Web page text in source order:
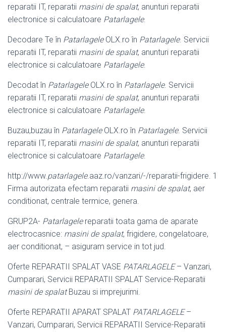
reparatii IT, reparatii masini de spalat, anunturi reparatii
electronice si calculatoare Patarlagele.
Decodare Te în PatarlageleOLX.ro în Patarlagele. Servicii
reparatii IT, reparatii masini de spalat, anunturi reparatii
electronice si calculatoare Patarlagele.
Decodat în PatarlageleOLX.ro în Patarlagele. Servicii
reparatii IT, reparatii masini de spalat, anunturi reparatii
electronice si calculatoare Patarlagele.
Buzau,buzau în PatarlageleOLX.ro în Patarlagele. Servicii
reparatii IT, reparatii masini de spalat, anunturi reparatii
electronice si calculatoare Patarlagele.
http://www.patarlagele.aaz.ro/vanzari/-/reparatii-frigidere. 1
Firma autorizata efectam reparatii masini de spalat, aer
conditionat, centrale termice, genera.
GRUP2A- Patarlagelereparatii toata gama de aparate
electrocasnice: masini de spalat, frigidere, congelatoare,
aer conditionat, – asiguram service in tot jud.
Oferte REPARATII SPALAT VASE PATARLAGELE– Vanzari,
Cumparari, Servicii REPARATII SPALAT Service-Reparatii
masini de spalatBuzau si imprejurimi.
Oferte REPARATII APARAT SPALAT PATARLAGELE–
Vanzari, Cumparari, Servicii REPARATII Service-Reparatii